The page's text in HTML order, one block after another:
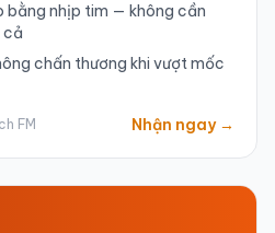
bằng nhịp tim — không cần
cả
chấn thương khi vượt mốc
FM Nhận ngay →